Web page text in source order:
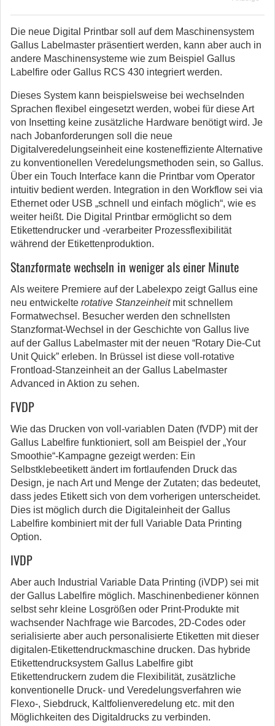
Die neue Digital Printbar soll auf dem Maschinensystem
Gallus Labelmaster präsentiert werden, kann aber auch in
andere Maschinensysteme wie zum Beispiel Gallus
Labelfire oder Gallus RCS 430 integriert werden.
Dieses System kann beispielsweise bei wechselnden
Sprachen flexibel eingesetzt werden, wobei für diese Art
von Insetting keine zusätzliche Hardware benötigt wird. Je
nach Jobanforderungen soll die neue
Digitalveredelungseinheit eine kosteneffiziente Alternative
zu konventionellen Veredelungsmethoden sein, so Gallus.
Über ein Touch Interface kann die Printbar vom Operator
intuitiv bedient werden. Integration in den Workflow sei via
Ethernet oder USB „schnell und einfach möglich“, wie es
weiter heißt. Die Digital Printbar ermöglicht so dem
Etikettendrucker und -verarbeiter Prozessflexibilität
während der Etikettenproduktion.
Stanzformate wechseln in weniger als einer Minute
Als weitere Premiere auf der Labelexpo zeigt Gallus eine
neu entwickelte rotative Stanzeinheitmit schnellem
Formatwechsel. Besucher werden den schnellsten
Stanzformat-Wechsel in der Geschichte von Gallus live
auf der Gallus Labelmaster mit der neuen “Rotary Die-Cut
Unit Quick” erleben. In Brüssel ist diese voll-rotative
Frontload-Stanzeinheit an der Gallus Labelmaster
Advanced in Aktion zu sehen.
FVDP
Wie das Drucken von voll-variablen Daten (fVDP) mit der
Gallus Labelfire funktioniert, soll am Beispiel der „Your
Smoothie“-Kampagne gezeigt werden: Ein
Selbstklebeetikett ändert im fortlaufenden Druck das
Design, je nach Art und Menge der Zutaten; das bedeutet,
dass jedes Etikett sich von dem vorherigen unterscheidet.
Dies ist möglich durch die Digitaleinheit der Gallus
Labelfire kombiniert mit der full Variable Data Printing
Option.
IVDP
Aber auch Industrial Variable Data Printing (iVDP) sei mit
der Gallus Labelfire möglich. Maschinenbediener können
selbst sehr kleine Losgrößen oder Print-Produkte mit
wachsender Nachfrage wie Barcodes, 2D-Codes oder
serialisierte aber auch personalisierte Etiketten mit dieser
digitalen-Etikettendruckmaschine drucken. Das hybride
Etikettendrucksystem Gallus Labelfire gibt
Etikettendruckern zudem die Flexibilität, zusätzliche
konventionelle Druck- und Veredelungsverfahren wie
Flexo-, Siebdruck, Kaltfolienveredelung etc. mit den
Möglichkeiten des Digitaldrucks zu verbinden.